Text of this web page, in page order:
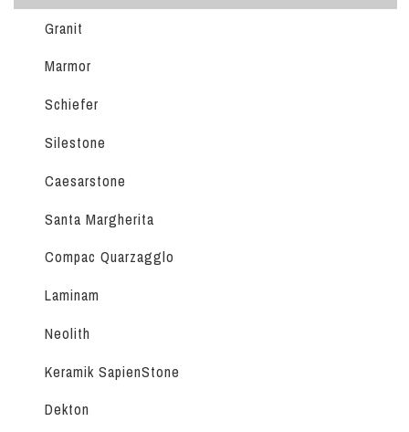
Granit
Marmor
Schiefer
Silestone
Caesarstone
Santa Margherita
Compac Quarzagglo
Laminam
Neolith
Keramik SapienStone
Dekton